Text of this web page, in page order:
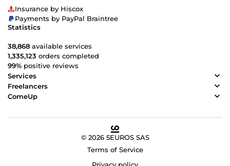
Insurance by Hiscox
Payments by PayPal Braintree
Statistics
38,868 available services
1,335,123 orders completed
99% positive reviews
Services
Freelancers
ComeUp
© 2026 5EUROS SAS
Terms of Service